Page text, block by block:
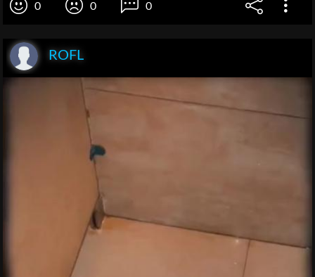
0 0 0
ROFL